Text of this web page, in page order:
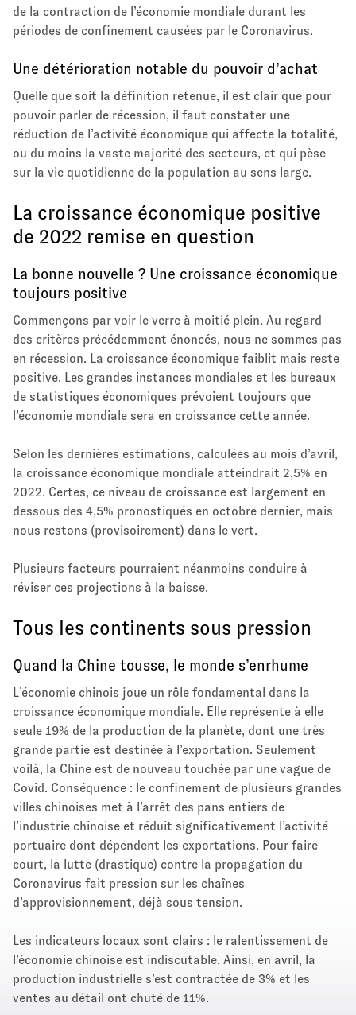
de la contraction de l’économie mondiale durant les
périodes de confinement causées par le Coronavirus.
Une détérioration notable du pouvoir d’achat
Quelle que soit la définition retenue, il est clair que pour
pouvoir parler de récession, il faut constater une
réduction de l’activité économique qui affecte la totalité,
ou du moins la vaste majorité des secteurs, et qui pèse
sur la vie quotidienne de la population au sens large.
La croissance économique positive
de 2022 remise en question
La bonne nouvelle ? Une croissance économique
toujours positive
Commençons par voir le verre à moitié plein. Au regard
des critères précédemment énoncés, nous ne sommes pas
en récession. La croissance économique faiblit mais reste
positive. Les grandes instances mondiales et les bureaux
de statistiques économiques prévoient toujours que
l’économie mondiale sera en croissance cette année.
Selon les dernières estimations, calculées au mois d’avril,
la croissance économique mondiale atteindrait 2,5% en
2022. Certes, ce niveau de croissance est largement en
dessous des 4,5% pronostiqués en octobre dernier, mais
nous restons (provisoirement) dans le vert.
Plusieurs facteurs pourraient néanmoins conduire à
réviser ces projections à la baisse.
Tous les continents sous pression
Quand la Chine tousse, le monde s’enrhume
L’économie chinois joue un rôle fondamental dans la
croissance économique mondiale. Elle représente à elle
seule 19% de la production de la planète, dont une très
grande partie est destinée à l’exportation. Seulement
voilà, la Chine est de nouveau touchée par une vague de
Covid. Conséquence : le confinement de plusieurs grandes
villes chinoises met à l’arrêt des pans entiers de
l’industrie chinoise et réduit significativement l’activité
portuaire dont dépendent les exportations. Pour faire
court, la lutte (drastique) contre la propagation du
Coronavirus fait pression sur les chaînes
d’approvisionnement, déjà sous tension.
Les indicateurs locaux sont clairs : le ralentissement de
l’économie chinoise est indiscutable. Ainsi, en avril, la
production industrielle s’est contractée de 3% et les
ventes au détail ont chuté de 11%.